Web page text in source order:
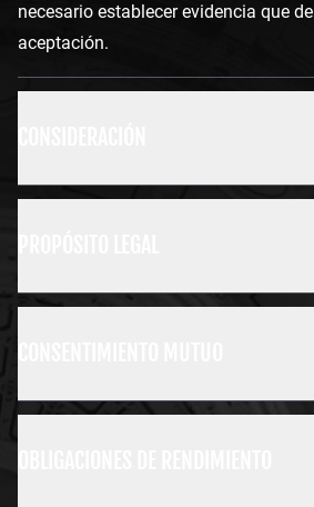
necesario establecer evidencia que
aceptación.